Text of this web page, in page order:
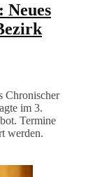
Neues
Chronischer
im 3.
Termine
werden.